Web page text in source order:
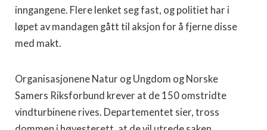
inngangene. Flere lenket seg fast, og politiet har i
løpet av mandagen gått til aksjon for å fjerne disse
med makt.
Organisasjonene Natur og Ungdom og Norske
Samers Riksforbund krever at de 150 omstridte
vindturbinene rives. Departementet sier, tross